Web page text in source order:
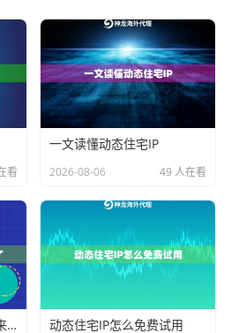
度的企业业务：对于需要全球
IP纯净度有极高要求的企业级
是首要考量。神龙的企业级动
个国家地区，每日有海量实时去
纯净度和业务的成功率。这种方
、国际广告投放公司以及金融
，其高投入带来的是业务成功
低。
域定位：大多数常规的海外业
、社交媒体内容发布、广告效
海量IP池。选择一款覆盖主流
看
一文读懂动态住宅IP
2026-08-06 49 人在看
动态住宅IP怎么选，推荐来了 动态住宅IP怎么免费试用